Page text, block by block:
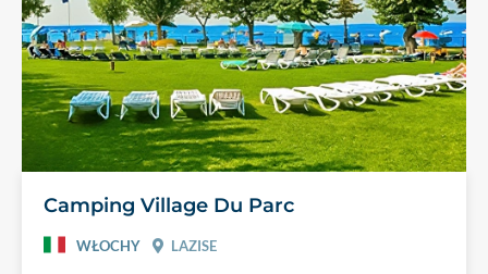
Camping Village Du Parc
WŁOCHY LAZISE